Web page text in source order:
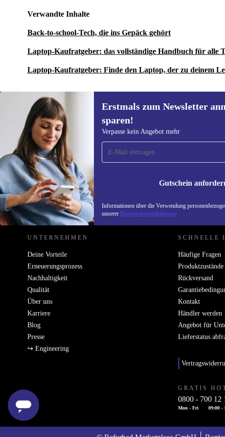
Verwandte Inhalte
Back-to-school-Tech, die ins Gepäck gehört
Laptop-Kaufratgeber: das vollständige Handbuch für alle
Laptop-Kaufratgeber: Finde den Laptop, der zu deinem
Erstmals zum Newsletter
sparen!
Verpasse kein Angebot mehr
Gutschein
Informationen über die Verwendung
unserer Datenschutzerklärung
Erstmals zum Newsletter
anmelden, 15 € sparen!
Verpasse kein Angebot mehr.
REFURBED ÖSTERREICH - RETHINK NEW.
UNTERNEHMEN
Deine Vorteile
Erneuerungsprozess
Nachhaltigkeit
Qualität
Über uns
Karriere
Blog
Presse
↪ Engineering
SCHNELLE
Häufige Fragen
Produktzustände
Rückversand
Kontakt
Händler werden
Angebot für
Lieferstatus
GRATIS
0800 - 700 12
Mon - Fri 09:00 -